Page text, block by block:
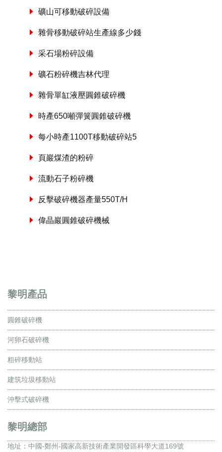
礦山可移動破碎設備
雜骨移動破碎站生產線多少錢
采石場粉碎設備
礦石粉碎機吉林代理
雜骨單缸液壓圓錐破碎機
時產650噸彈簧圓錐破碎機
每小時產1100T移動破碎站5
頁巖煤渣的粉碎
流動石子粉碎機
反擊破碎機器產量550T/H
偉晶巖圓錐破碎機械
黎明產品
圓錐破碎機
河卵石破碎機
粗碎移動站
建筑垃圾移動站
沖擊式破碎機
黎明總部
地址： 中國-鄭州-國家高新技術產業開發區科學大道169號